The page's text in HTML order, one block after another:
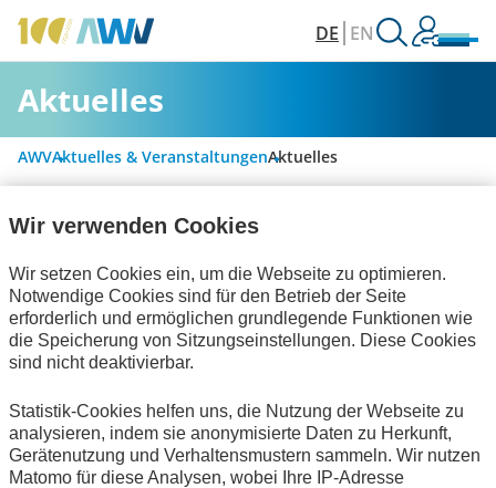
DE EN
Aktuelles
AWVAktuelles & VeranstaltungenAktuelles
Digitalisierung & Modernisierung
Informationswirtschaft
Bescheinigungen
Publikationen
zum Verein
Wir verwenden Cookies
Wir setzen Cookies ein, um die Webseite zu optimieren.
Notwendige Cookies sind für den Betrieb der Seite
erforderlich und ermöglichen grundlegende Funktionen wie
die Speicherung von Sitzungseinstellungen. Diese Cookies
sind nicht deaktivierbar.
Statistik-Cookies helfen uns, die Nutzung der Webseite zu
analysieren, indem sie anonymisierte Daten zu Herkunft,
Gerätenutzung und Verhaltensmustern sammeln. Wir nutzen
Matomo für diese Analysen, wobei Ihre IP-Adresse